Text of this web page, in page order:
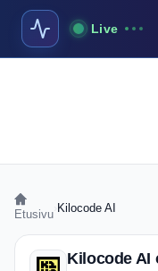
Live
Etusivu Kilocode AI
Kilocode AI